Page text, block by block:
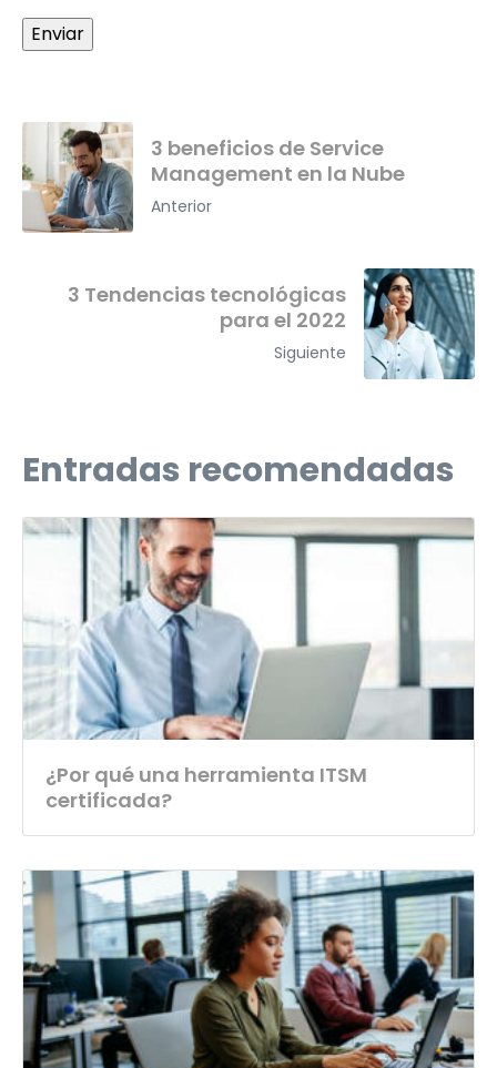
3 beneficios de Service
Management en la Nube
Anterior
3 Tendencias tecnológicas
para el 2022
Siguiente
Entradas recomendadas
¿Por qué una herramienta ITSM
certificada?